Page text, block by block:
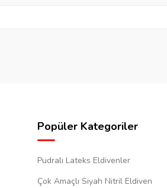
Popüler Kategoriler
Pudralı Lateks Eldivenler
Çok Amaçlı Siyah Nitril Eldiven